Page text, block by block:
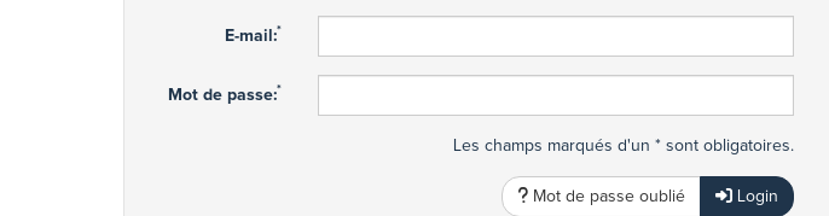
E-mail:*
Mot de passe:*
Les champs marqués d'un * sont obligatoires.
Mot de passe oublié Login